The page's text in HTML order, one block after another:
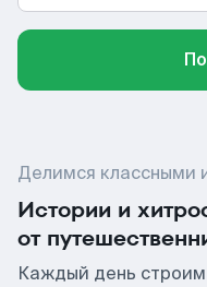
Делимся классными
Истории и
от
Каждый день